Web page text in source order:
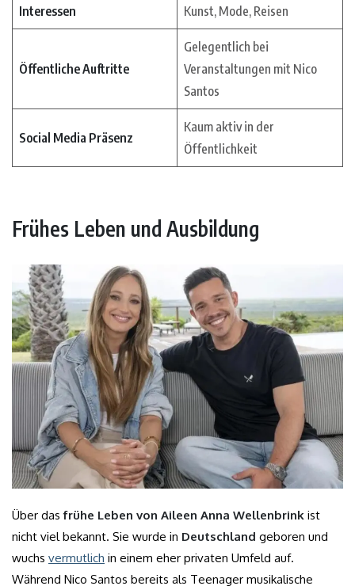
Interessen Kunst, Mode, Reisen
Öffentliche Auftritte
Gelegentlich bei
Veranstaltungen mit Nico
Santos
Social Media Präsenz
Kaum aktiv in der
Öffentlichkeit
Frühes Leben und Ausbildung
Über dasfrühe Leben von Aileen Anna Wellenbrink ist
nicht viel bekannt. Sie wurde in Deutschland geboren und
wuchs vermutlich in einem eher privaten Umfeld auf.
Während Nico Santos bereits als Teenager musikalische